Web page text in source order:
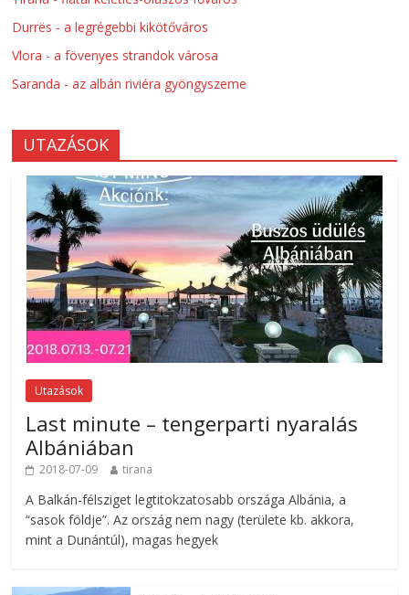
Durrës - a legrégebbi kikötőváros
Vlora - a fövenyes strandok városa
Saranda - az albán riviéra gyöngyszeme
UTAZÁSOK
Utazások
Last minute – tengerparti nyaralás
Albániában
2018-07-09 tirana
A Balkán-félsziget legtitokzatosabb országa Albánia, a
“sasok földje”. Az ország nem nagy (területe kb. akkora,
mint a Dunántúl), magas hegyek